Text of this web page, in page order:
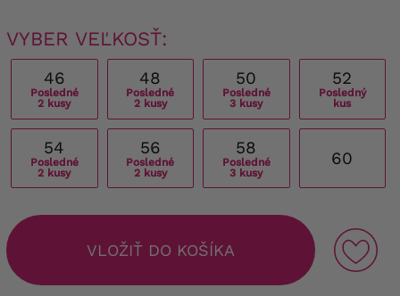
VYBER VEĽKOSŤ:
46
Posledné
2 kusy
48
Posledné
2 kusy
50
Posledné
3 kusy
52
Posledný
kus
54
Posledné
2 kusy
56
Posledné
2 kusy
58
Posledné
3 kusy
60
VLOŽIŤ DO KOŠÍKA